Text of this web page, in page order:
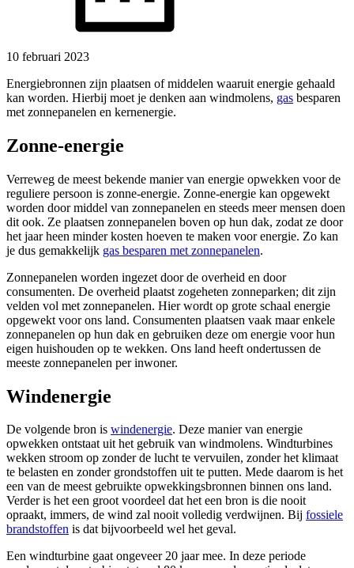
10 februari 2023
Energiebronnen zijn plaatsen of middelen waaruit energie gehaald
kan worden. Hierbij moet je denken aan windmolens, gas besparen
met zonnepanelen en kernenergie.
Zonne-energie
Verreweg de meest bekende manier van energie opwekken voor de
reguliere persoon is zonne-energie. Zonne-energie kan opgewekt
worden door middel van zonnepanelen en steeds meer mensen doen
dit ook. Ze plaatsen zonnepanelen boven op hun dak, zodat ze door
het jaar heen minder kosten hoeven te maken voor energie. Zo kan
je dus gemakkelijk gas besparen met zonnepanelen.
Zonnepanelen worden ingezet door de overheid en door
consumenten. De overheid plaatst zogeheten zonneparken; dit zijn
velden vol met zonnepanelen. Hier wordt op grote schaal energie
opgewekt voor ons land. Consumenten plaatsen vaak maar enkele
zonnepanelen op hun dak en gebruiken deze om energie voor hun
eigen huishouden op te wekken. Ons land heeft ondertussen de
meeste zonnepanelen per inwoner.
Windenergie
De volgende bron is windenergie. Deze manier van energie
opwekken ontstaat uit het gebruik van windmolens. Windturbines
wekken stroom op zonder de lucht te vervuilen, zonder het klimaat
te belasten en zonder grondstoffen uit te putten. Mede daarom is het
een van de meest gebruikte opwekkingsbronnen binnen ons land.
Verder is het een groot voordeel dat het een bron is die nooit
opraakt, immers, de wind zal nooit volledig verdwijnen. Bij fossiele
brandstoffen is dat bijvoorbeeld wel het geval.
Een windturbine gaat ongeveer 20 jaar mee. In deze periode